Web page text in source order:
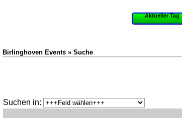
Aktueller Tag
Birlinghoven Events » Suche
Suchen in: